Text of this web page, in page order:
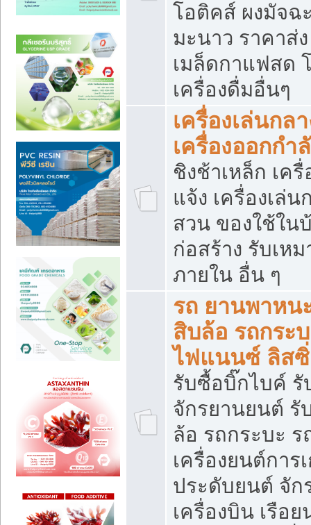
โอติคส์ ผงมัจฉ
มะนาว ราคาส่
เมล็ดกาแฟสด
เครื่องดื่มอื่นๆ
เครื่องเล่นกล
เครื่องออกกำ
ชิงช้าเหล็ก เค
แจ้ง เครื่องเล่น
สวน ของใช้ใน
ก่อสร้าง รับเห
ภายใน อื่น ๆ
รถ ยานพาหน
สิบล้อ รถกระ
ไฟแนนซ์ ลิส
รับซื้อบิ๊กไบค์
จักรยานยนต์ รั
ล้อ รถกระบะ
เครื่องยนต์การ
ประดับยนต์ จัก
เครื่องบิน เรือ